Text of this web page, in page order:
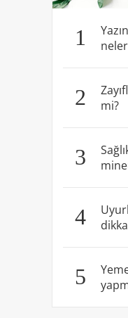
1
2
mi?
3
4
5